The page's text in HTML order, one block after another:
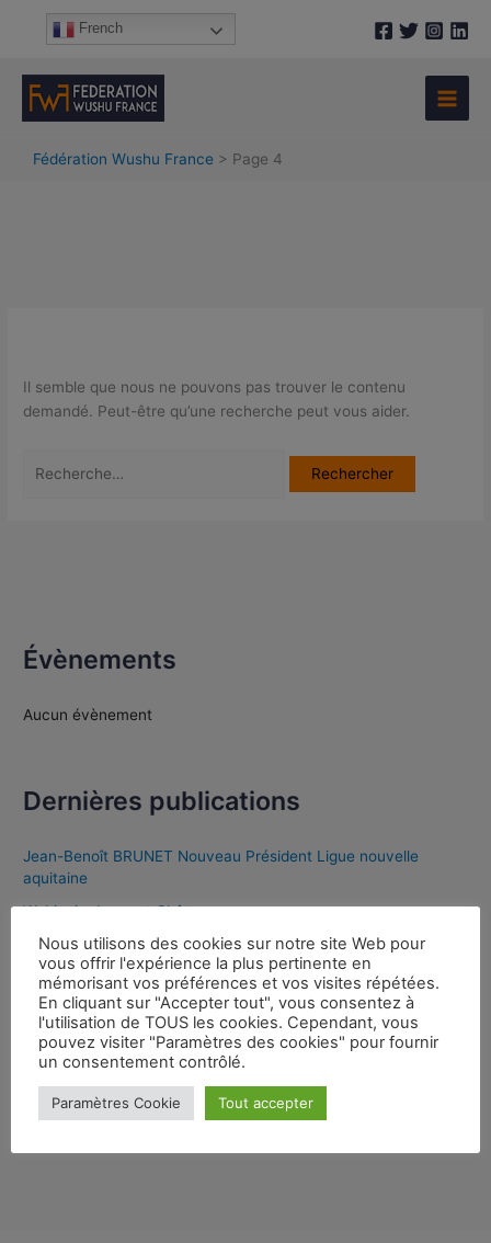
French
Fédération Wushu France > Page 4
Il semble que nous ne pouvons pas trouver le contenu
demandé. Peut-être qu’une recherche peut vous aider.
Rechercher :
Évènements
Aucun évènement
Dernières publications
Jean-Benoît BRUNET Nouveau Président Ligue nouvelle
aquitaine
Webinaire Laurent Château
Partenariat FWF/FFK
Appel à candidature poste Président IDF
Belgian Open Banda Cup (reporté)
Archives
c
Nous utilisons des cookies sur notre site Web pour
vous offrir l'expérience la plus pertinente en
mémorisant vos préférences et vos visites répétées.
En cliquant sur "Accepter tout", vous consentez à
l'utilisation de TOUS les cookies. Cependant, vous
pouvez visiter "Paramètres des cookies" pour fournir
un consentement contrôlé.
Paramètres Cookie Tout accepter